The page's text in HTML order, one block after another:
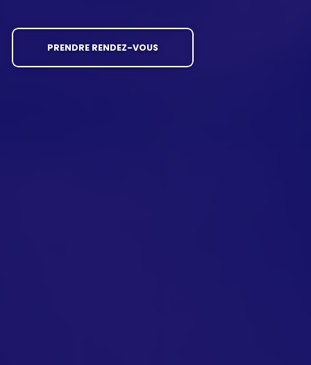
PRENDRE RENDEZ-VOUS